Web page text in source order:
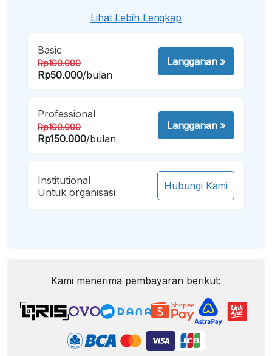
Lihat Lebih Lengkap
Basic
Rp100.000
Rp50.000/bulan
Langganan»
Professional
Rp100.000
Rp150.000/bulan
Langganan»
Institutional
Untuk organisasi
Hubungi Kami
Kami menerima pembayaran berikut: